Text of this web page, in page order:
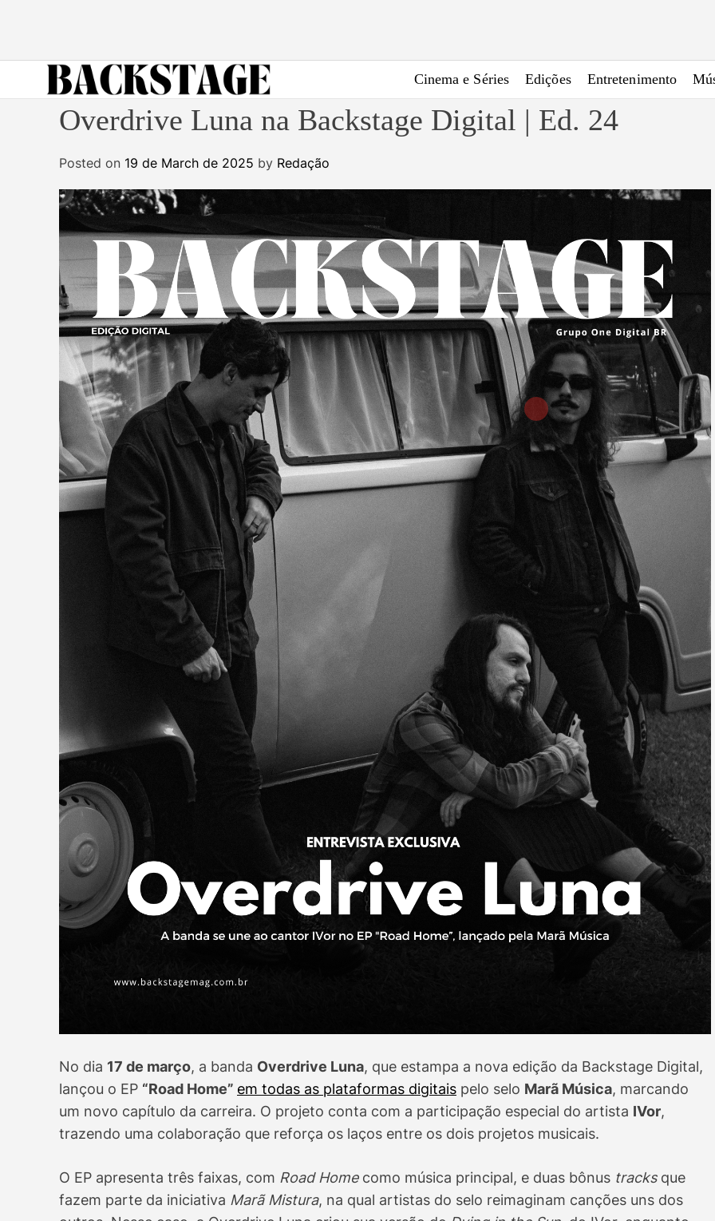
Cinema e Séries Edições Entretenimento
Overdrive Luna na Backstage Digital | Ed. 24
Posted on 19 de March de 2025 by Redação
No dia 17 de março, a banda Overdrive Luna, que estampa a nova edição da Backstage Digital,
lançou o EP “Road Home” em todas as plataformas digitais pelo selo Marã Música, marcando
um novo capítulo da carreira. O projeto conta com a participação especial do artista IVor,
trazendo uma colaboração que reforça os laços entre os dois projetos musicais.
O EP apresenta três faixas, com Road Homecomo música principal, e duas bônus tracksque
fazem parte da iniciativa Marã Mistura, na qual artistas do selo reimaginam canções uns dos